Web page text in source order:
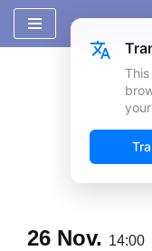
Zum
26 Nov. 14:00